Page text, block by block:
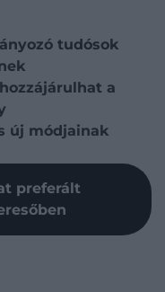
tudósok
a
új módjainak
preferált